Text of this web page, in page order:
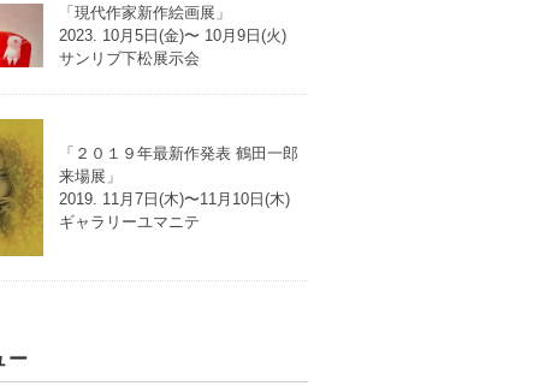
「現代作家新作絵画展」
2023. 10月5日(金)〜 10月9日(火)
サンリブ下松展示会
「２０１９年最新作発表 鶴田一郎
来場展」
2019. 11月7日(木)〜11月10日(木)
ギャラリーユマニテ
ー